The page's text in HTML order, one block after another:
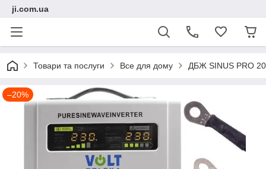
ji.com.ua
Товари та послуги Все для дому ДБЖ SINUS PRO
–20%